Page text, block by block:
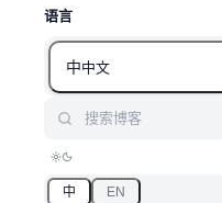
语言
中中文
中 EN